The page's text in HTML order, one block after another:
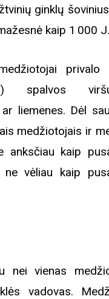
ginklų
kaip 1 000 J.
privalo
spalvos
liemenes. Dėl
medžiotojais ir
kaip
vėliau kaip
nei vienas
vadovas.